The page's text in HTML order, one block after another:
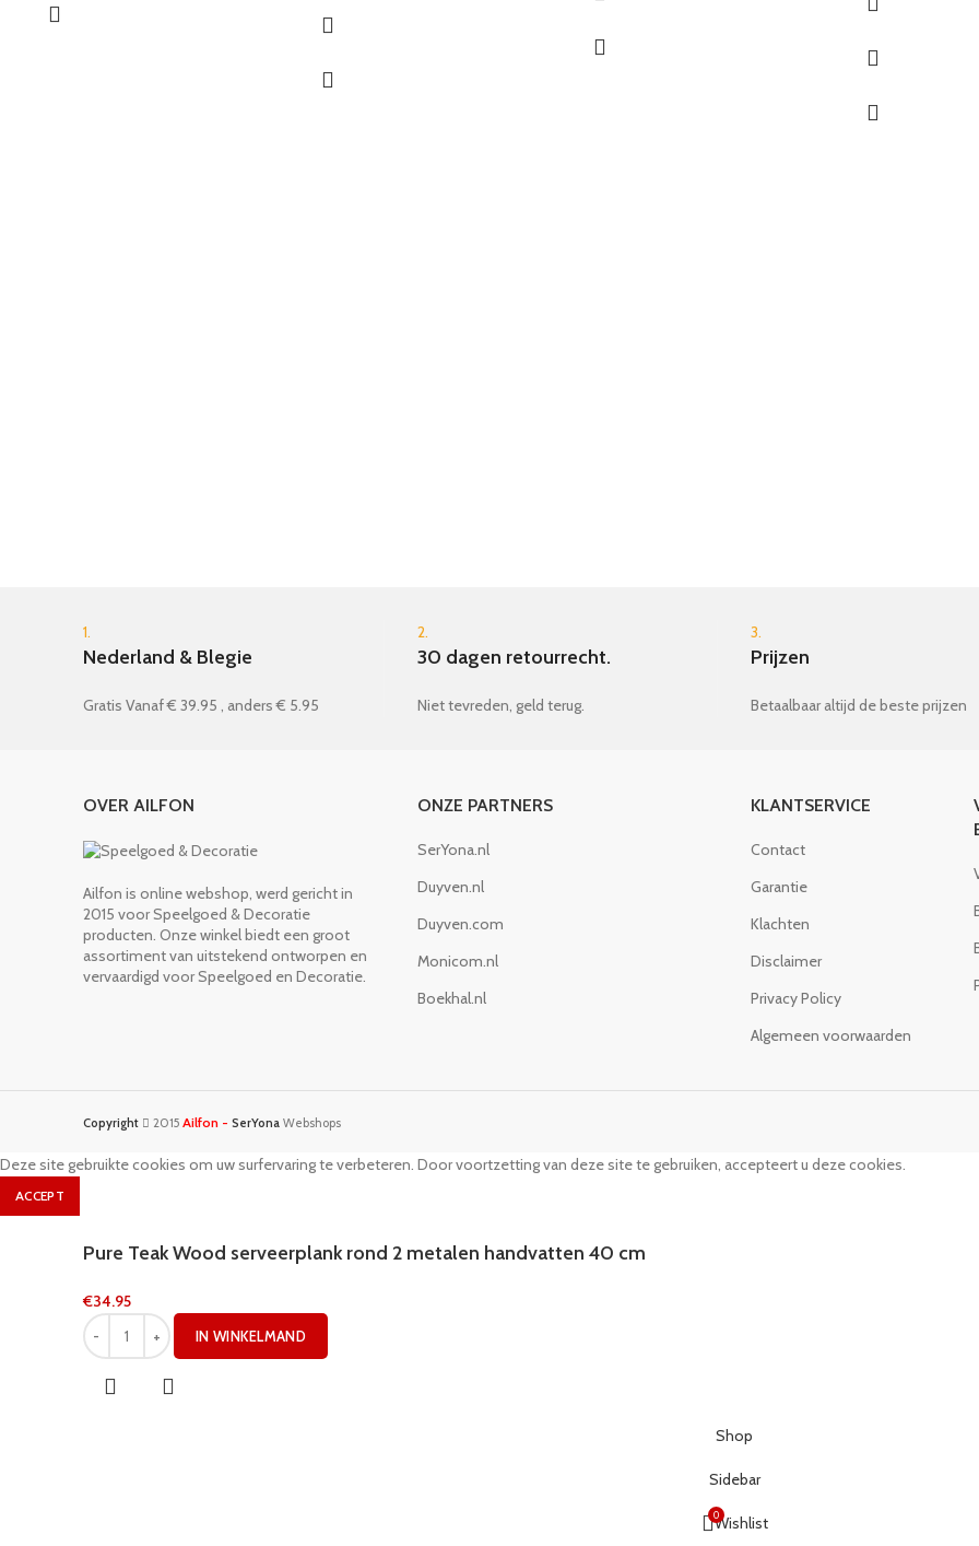
1.
Nederland & Blegie
Gratis Vanaf € 39.95 , anders € 5.95
2.
30 dagen retourrecht.
Niet tevreden, geld terug.
3.
Prijzen
Betaalbaar altijd de beste prijzen
OVER AILFON
Ailfon is online webshop, werd gericht in
2015 voor Speelgoed & Decoratie
producten. Onze winkel biedt een groot
assortiment van uitstekend ontworpen en
vervaardigd voor Speelgoed en Decoratie.
ONZE PARTNERS
SerYona.nl
Duyven.nl
Duyven.com
Monicom.nl
Boekhal.nl
KLANTSERVICE
Contact
Garantie
Klachten
Disclaimer
Privacy Policy
Algemeen voorwaarden
Copyright 2015 Ailfon - SerYona Webshops
Deze site gebruikte cookies om uw surfervaring te verbeteren. Door voortzetting van deze site te gebruiken, accepteert u deze cookies.
ACCEPT
Pure Teak Wood serveerplank rond 2 metalen handvatten 40 cm
€34.95
IN WINKELMAND
Shop
Sidebar
0Wishlist